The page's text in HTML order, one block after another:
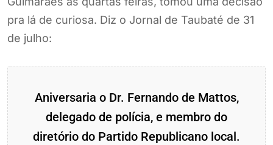
pra lá de curiosa. Diz o Jornal de Taubaté de 31
de julho:
Aniversaria o Dr. Fernando de Mattos,
delegado de polícia, e membro do
diretório do Partido Republicano local.